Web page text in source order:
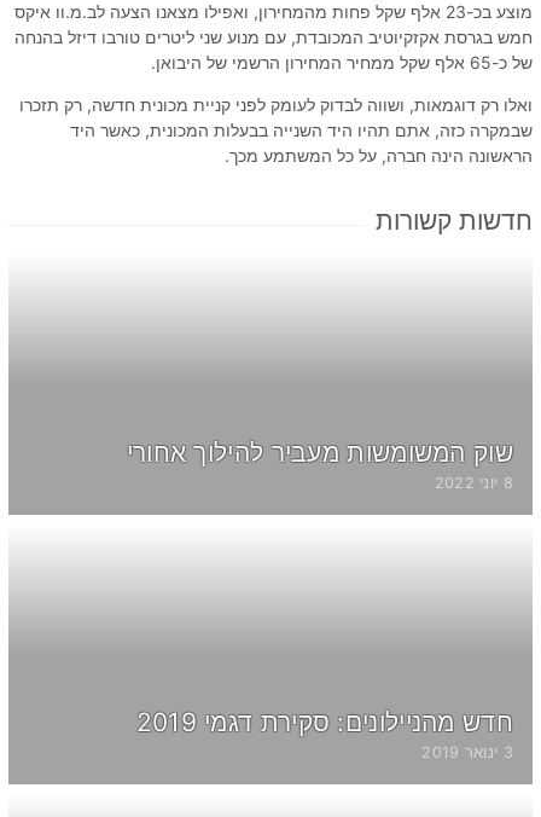
מוצע בכ-23 אלף שקל פחות מהמחירון, ואפילו מצאנו הצעה לב.מ.וו איקס
חמש בגרסת אקזקיוטיב המכובדת, עם מנוע שני ליטרים טורבו דיזל בהנחה
של כ-65 אלף שקל ממחיר המחירון הרשמי של היבואן.
ואלו רק דוגמאות, ושווה לבדוק לעומק לפני קניית מכונית חדשה, רק תזכרו
שבמקרה כזה, אתם תהיו היד השנייה בבעלות המכונית, כאשר היד
הראשונה הינה חברה, על כל המשתמע מכך.
חדשות קשורות
שוק המשומשות מעביר להילוך אחורי
8 יוני 2022
חדש מהניילונים: סקירת דגמי 2019
3 ינואר 2019